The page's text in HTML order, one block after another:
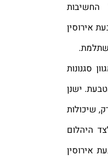
אירוסין
סגנונות
ישנן
שיכולות
היהלום
אירוסין